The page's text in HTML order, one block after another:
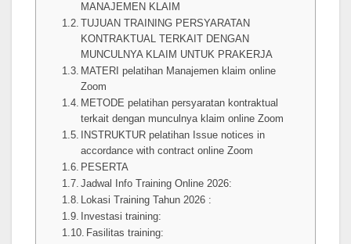
MANAJEMEN KLAIM
TUJUAN TRAINING PERSYARATAN
KONTRAKTUAL TERKAIT DENGAN
MUNCULNYA KLAIM UNTUK PRAKERJA
MATERI pelatihan Manajemen klaim online
Zoom
METODE pelatihan persyaratan kontraktual
terkait dengan munculnya klaim online Zoom
INSTRUKTUR pelatihan Issue notices in
accordance with contract online Zoom
PESERTA
Jadwal Info Training Online 2026:
Lokasi Training Tahun 2026 :
Investasi training:
Fasilitas training: